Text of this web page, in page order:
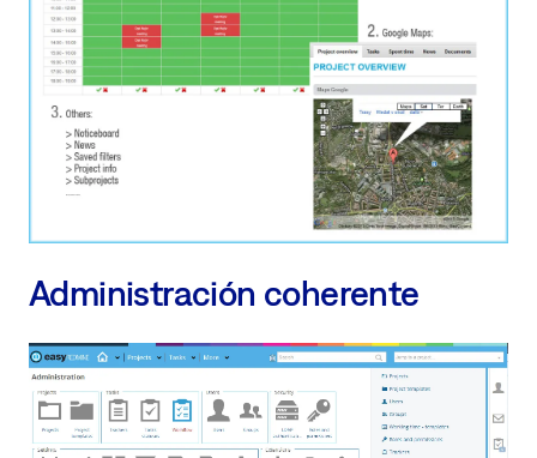
Administración coherente